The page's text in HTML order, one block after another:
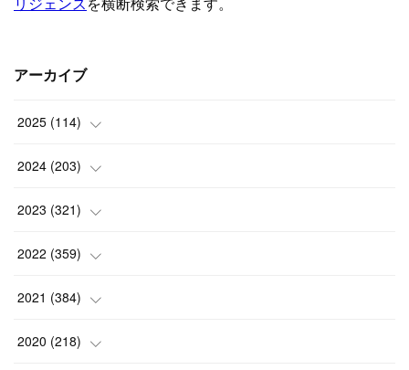
アーカイブ
2025 (114)
(1)
(8)
(6)
(9 )
( 5 )
2024 (203)
(24)
(10)
(18)
(17)
2023 (321)
(25)
(17)
(35)
2022 (359)
(42)
(37)
2021 (384)
(9)
2020 (218)